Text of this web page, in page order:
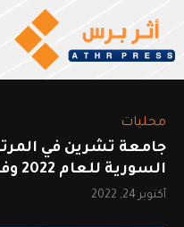
محليات
جامعة تشرين في
السورية للعام 2022 وفقاً لتصنيف عالمي
أكتوبر 24, 2022